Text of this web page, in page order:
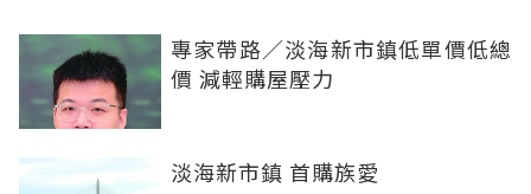
專家帶路／淡海新市鎮低單價低總
價 減輕購屋壓力
淡海新市鎮 首購族愛